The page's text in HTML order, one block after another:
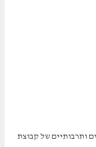
ותרבותיים של קבוצת